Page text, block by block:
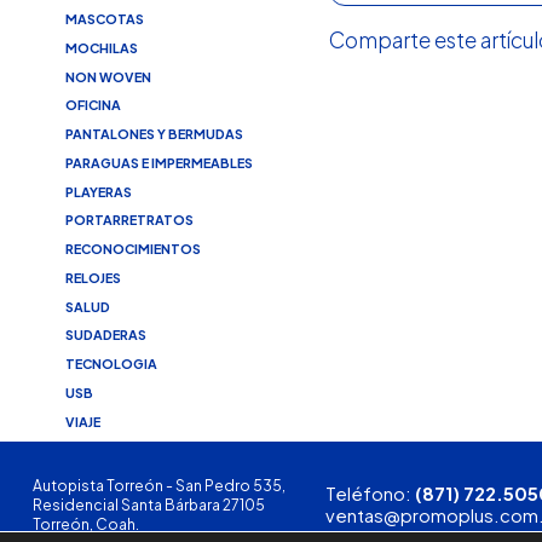
MASCOTAS
MOCHILAS
NON WOVEN
OFICINA
PANTALONES Y BERMUDAS
PARAGUAS E IMPERMEABLES
PLAYERAS
PORTARRETRATOS
RECONOCIMIENTOS
RELOJES
SALUD
SUDADERAS
TECNOLOGIA
USB
VIAJE
Comparte este
Autopista Torreón - San Pedro 535,
Residencial Santa Bárbara 27105
Torreón, Coah.
Teléfono: (871)